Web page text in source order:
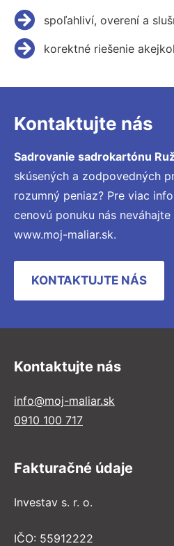
spoľahliví, overení a
korektné riešenie
Kontaktujte nás
Sadrovanie sadrokartónu
skúsených a zodpovedných
rozumný peniaz? Pre viac
cenovú ponuku nás
www.moj-maliar.sk.
KONTAKTUJTE NÁS
Kontaktujte nás
info@moj-maliar.sk
0910 100 717
Fakturačné údaje
Investav s. r. o.
IČO: 55912222